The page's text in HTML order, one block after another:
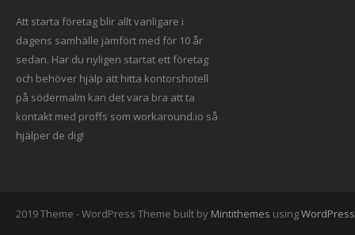
Att starta företag blir allt vanligare i
dagens samhälle jämfört med för 10 år
sedan. Har du nyligen startat ett företag
och behöver hjälp att hitta kontorshotell
på södermalm kan det vara bra att ta
kontakt med proffs som workaround.io så
hjälper de dig!
2019 Theme - WordPress Theme built by Mintithemes usingWordPress